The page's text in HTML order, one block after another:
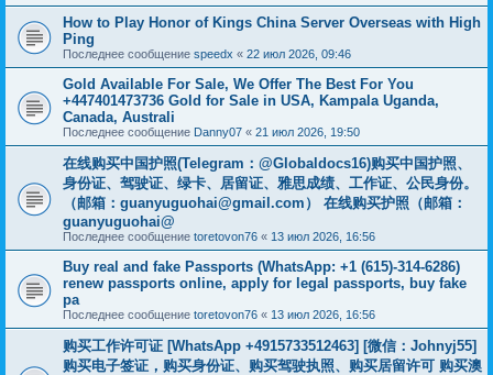
How to Play Honor of Kings China Server Overseas with High
Ping
Последнее сообщение speedx « 22 июл 2026, 09:46
Gold Available For Sale, We Offer The Best For You
+447401473736 Gold for Sale in USA, Kampala Uganda,
Canada, Australi
Последнее сообщение Danny07 « 21 июл 2026, 19:50
在线购买中国护照(Telegram：@Globaldocs16)购买中国护照、
身份证、驾驶证、绿卡、居留证、雅思成绩、工作证、公民身份。
（邮箱： guanyuguohai@gmail.com ） 在线购买护照（邮箱：
guanyuguohai@
Последнее сообщение toretovon76 « 13 июл 2026, 16:56
Buy real and fake Passports (WhatsApp: +1 (615)-314-6286)
renew passports online, apply for legal passports, buy fake
pa
Последнее сообщение toretovon76 « 13 июл 2026, 16:56
购买工作许可证 [WhatsApp +4915733512463] [微信：Johnyj55]
购买电子签证，购买身份证、购买驾驶执照、购买居留许可 购买澳